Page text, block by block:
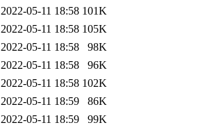
2022-05-11 18:58 101K
2022-05-11 18:58 105K
2022-05-11 18:58
98K
2022-05-11 18:58
96K
2022-05-11 18:58 102K
2022-05-11 18:59
86K
2022-05-11 18:59
99K